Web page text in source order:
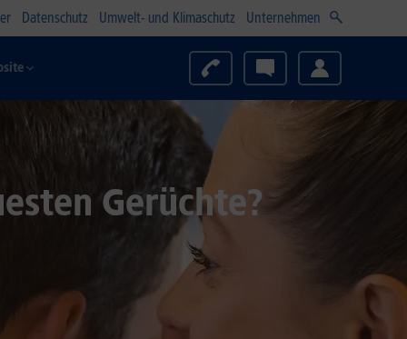
Datenschutz Umwelt- und Klimaschutz Unternehmen
Gerüchte?